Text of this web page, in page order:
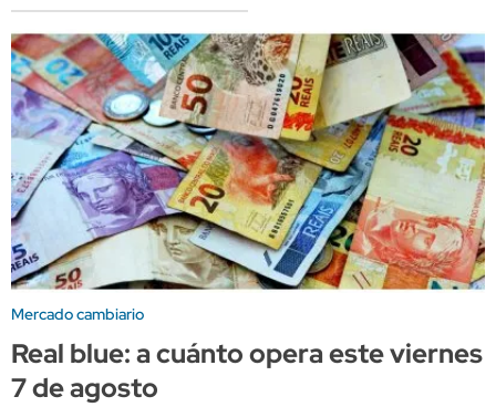
Mercado cambiario
Real blue: a cuánto opera este viernes
7 de agosto